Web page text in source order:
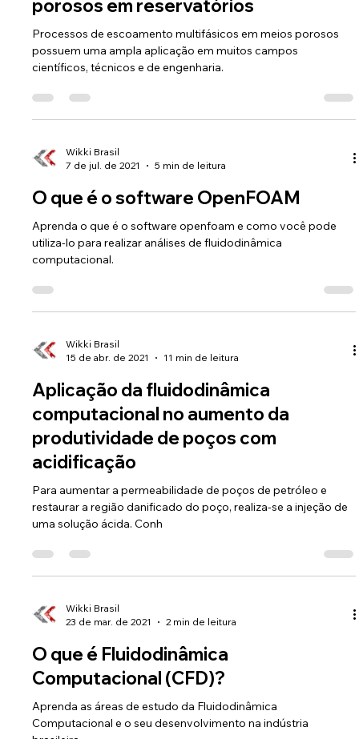
Simulação de escoamentos em meios
porosos em reservatórios
Processos de escoamento multifásicos em meios porosos
científicos, técnicos e de engenharia.
7 de jul. de 2021
5 min de leitura
O que é o software OpenFOAM
Aprenda o que é o software openfoam e como você pode
computacional.
15 de abr. de 2021
11 min de leitura
Aplicação da fluidodinâmica
computacional no aumento da
produtividade de poços com
acidificação
Para aumentar a permeabilidade de poços de petróleo e
uma solução ácida. Conh
23 de mar. de 2021
2 min de leitura
O que é Fluidodinâmica
Computacional (CFD)?